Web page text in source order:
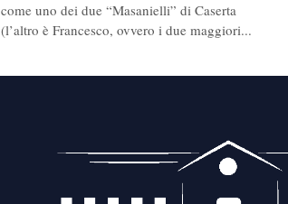
come uno dei due “Masanielli” di Caserta
(l’altro è Francesco, ovvero i due maggiori...